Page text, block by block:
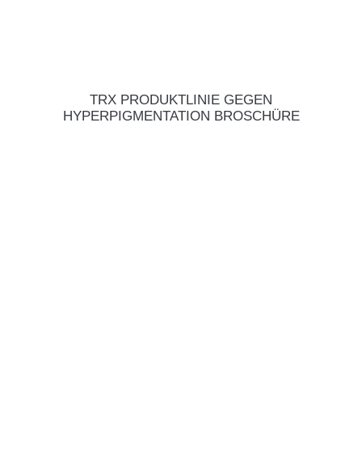
TRX PRODUKTLINIE GEGEN
HYPERPIGMENTATION BROSCHÜRE